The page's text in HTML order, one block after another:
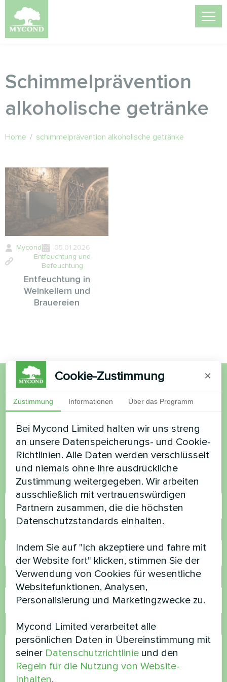
Schimmelprävention
alkoholische getränke
Home / schimmelprävention alkoholische getränke
Mycond
05.01.2026
Entfeuchtung und
Befeuchtung
Entfeuchtung in
Weinkellern und
Brauereien
Möchten Sie kaufen oder
haben Sie Fragen?
Kontaktieren Sie uns und wir werden Ihnen
helfen
Name
E-Mail
Kommentar
Cookie-Zustimmung ×
Zustimmung Informationen Über das Programm
Bei Mycond Limited halten wir uns streng
an unsere Datenspeicherungs- und Cookie-
Richtlinien. Alle Daten werden verschlüsselt
und niemals ohne Ihre ausdrückliche
Zustimmung weitergegeben. Wir arbeiten
ausschließlich mit vertrauenswürdigen
Partnern zusammen, die die höchsten
Datenschutzstandards einhalten.
Indem Sie auf "Ich akzeptiere und fahre mit
der Website fort" klicken, stimmen Sie der
Verwendung von Cookies für wesentliche
Websitefunktionen, Analysen,
Personalisierung und Marketingzwecke zu.
Mycond Limited verarbeitet alle
persönlichen Daten in Übereinstimmung mit
seiner Datenschutzrichtlinie und den
Regeln für die Nutzung von Website-
Inhalten.